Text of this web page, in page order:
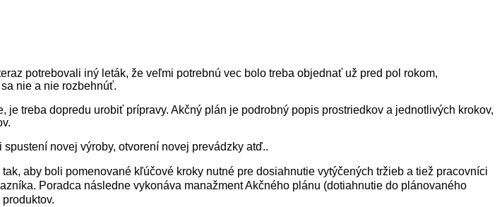
potrebovali iný leták, že veľmi potrebnú vec bolo treba objednať už pred pol rokom,
nie a nie rozbehnúť.
treba dopredu urobiť prípravy. Akčný plán je podrobný popis prostriedkov a jednotlivých krokov,
novej výroby, otvorení novej prevádzky atď..
aby boli pomenované kľúčové kroky nutné pre dosiahnutie vytýčených tržieb a tiež pracovníci
Poradca následne vykonáva manažment Akčného plánu (dotiahnutie do plánovaného